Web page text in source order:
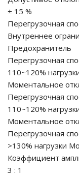
± 15 %
Перегрузочная
Внутреннее
Предохранитель
Перегрузочная
110~120%
Моментальное
Перегрузочная
110~120%
Моментальное
Перегрузочная
>130% нагрузки
Коэффициент
3 : 1